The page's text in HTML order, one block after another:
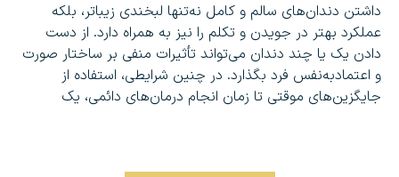
داشتن دندان‌های سالم و کامل نه‌تنها لبخندی زیباتر، بلکه
عملکرد بهتر در جویدن و تکلم را نیز به همراه دارد. از دست
دادن یک یا چند دندان می‌تواند تأثیرات منفی بر ساختار صورت
و اعتمادبه‌نفس فرد بگذارد. در چنین شرایطی، استفاده از
جایگزین‌های موقتی تا زمان انجام درمان‌های دائمی، یک